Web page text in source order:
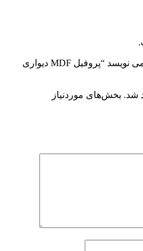
اولین کسی باشید که دیدگاهی می نویسد “پروفیل MDF دیواری
شد. بخش‌های موردنیاز